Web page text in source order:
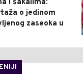
i šakalima:
o jedinom
zaseoka u